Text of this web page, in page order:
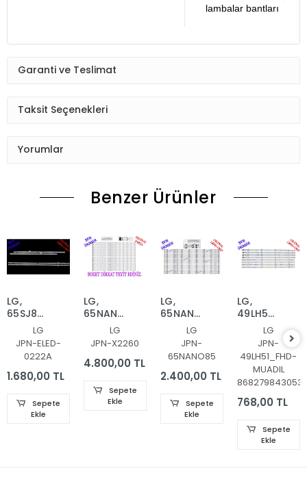
lambalar bantları
Garanti ve Teslimat
Taksit Seçenekleri
Yorumlar
Benzer Ürünler
LG,
65SJ850V,
LED BAR,
BACKLIGHT,
6922L-
0222A,
6916L2879A,
65'' V17
LG
JPN-ELED-
0222A
1.680,00 TL
Sepete
Ekle
LG,
65NANO90UPA,
LED BAR,
BACKLIGHT,
65NANO90
SSC_Y21_SlimDRT_65NANO90
LG
JPN-X2260
4.800,00 TL
Sepete
Ekle
LG,
65NANO916NA,
LED BAR,
BACKLIGHT,
LG
JPN-
65NANO85
2.400,00 TL
Sepete
Ekle
LG,
49LH570V,
49LH5700,
LED BAR
SSC
49inch
LG
JPN-
49LH51_FHD-
MUADIL
768,00 TL
Sepete
Ekle